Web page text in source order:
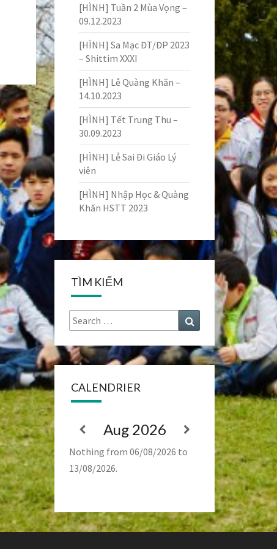
[HÌNH] Tuần 2 Mùa Vọng –
09.12.2023
[HÌNH] Sa Mạc ĐT/ĐP 2023
– Shittim XXXI
[HÌNH] Lễ Quàng Khăn –
14.10.2023
[HÌNH] Tết Trung Thu –
30.09.2023
[HÌNH] Lễ Sai Đi Giáo Lý
viên
[HÌNH] Nhập Học & Quàng
Khăn HSTT 2023
TÌM KIẾM
Search
for:
Search
CALENDRIER
Aug 2026
Nothing from 06/08/2026 to
13/08/2026.